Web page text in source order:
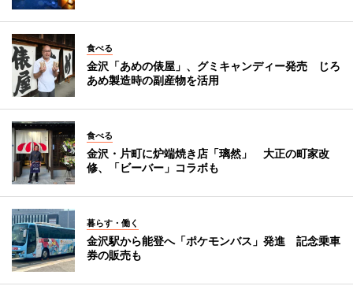
食べる
金沢「あめの俵屋」、グミキャンディー発売 じろ
あめ製造時の副産物を活用
食べる
金沢・片町に炉端焼き店「璃然」 大正の町家改
修、「ビーバー」コラボも
暮らす・働く
金沢駅から能登へ「ポケモンバス」発進 記念乗車
券の販売も